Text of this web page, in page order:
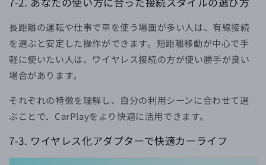
長距離の運転や仕事で車を使う場面が多い人は、有線接続
を選ぶと安定した操作ができます。短距離移動が中心で手
軽に使いたい人は、ワイヤレス接続の方が使い勝手が良い
場合があります。
それぞれの特徴を理解し、自分の利用シーンに合わせて選
ぶことで、CarPlayをより快適に活用できます。
7-3. ワイヤレス化アダプターで快適カーライフ